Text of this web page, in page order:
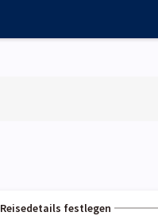
Reisedetails festlegen